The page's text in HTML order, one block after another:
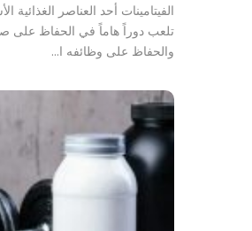
الفيتامينات أحد العناصر الغذائية
تلعب دوراً هاماً في الحفاظ على
والحفاظ على وظائفه ا…